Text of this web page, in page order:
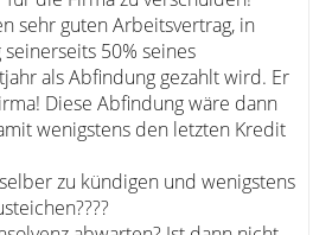
sehr guten Arbeitsvertrag, in
50% seines
als Abfindung gezahlt wird. Er
Diese Abfindung wäre dann
wenigstens den letzten Kredit
zu kündigen und wenigstens